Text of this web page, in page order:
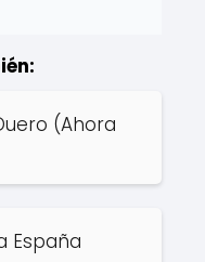
(Ahora
España